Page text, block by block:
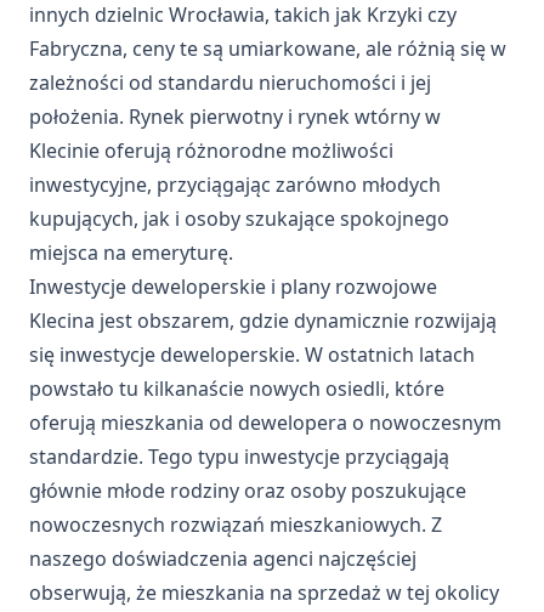
innych dzielnic Wrocławia, takich jak Krzyki czy
Fabryczna, ceny te są umiarkowane, ale różnią się w
zależności od standardu nieruchomości i jej
położenia. Rynek pierwotny i rynek wtórny w
Klecinie oferują różnorodne możliwości
inwestycyjne, przyciągając zarówno młodych
kupujących, jak i osoby szukające spokojnego
miejsca na emeryturę.
Inwestycje deweloperskie i plany rozwojowe
Klecina jest obszarem, gdzie dynamicznie rozwijają
się inwestycje deweloperskie. W ostatnich latach
powstało tu kilkanaście nowych osiedli, które
oferują mieszkania od dewelopera o nowoczesnym
standardzie. Tego typu inwestycje przyciągają
głównie młode rodziny oraz osoby poszukujące
nowoczesnych rozwiązań mieszkaniowych. Z
naszego doświadczenia agenci najczęściej
obserwują, że mieszkania na sprzedaż w tej okolicy